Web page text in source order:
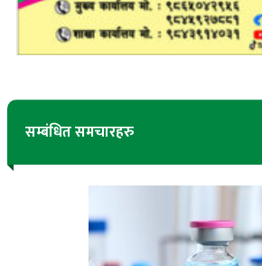
सम्बंधित समचारहरु